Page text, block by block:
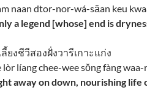
naan dtor-nor-wá-săan keu
a legend [whose] end is
ยงชีวีสองฝั่งวารีเกาะแก่ง
líang chee-wee sŏng fàng waa-
away on down, nourishing